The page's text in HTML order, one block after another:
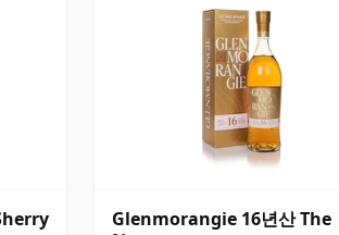
Glenmorangie 16년산 The